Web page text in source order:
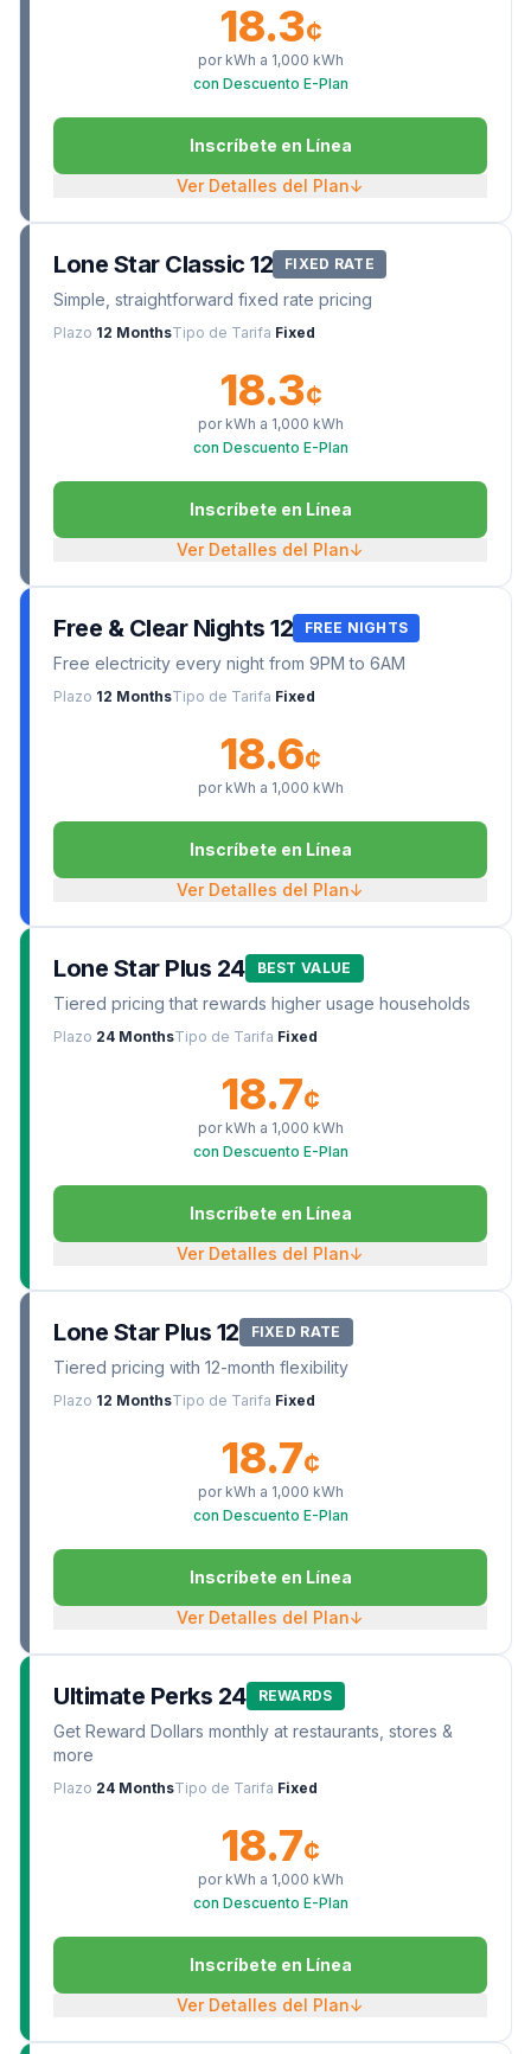
18.3¢
por kWh a 1,000 kWh
con Descuento E-Plan
Inscríbete en Línea
Ver Detalles del Plan↓
Lone Star Classic 12 FIXED RATE
Simple, straightforward fixed rate pricing
Plazo 12 MonthsTipo de Tarifa Fixed
18.3¢
por kWh a 1,000 kWh
con Descuento E-Plan
Inscríbete en Línea
Ver Detalles del Plan↓
Free & Clear Nights 12 FREE NIGHTS
Free electricity every night from 9PM to 6AM
Plazo 12 MonthsTipo de Tarifa Fixed
18.6¢
por kWh a 1,000 kWh
Inscríbete en Línea
Ver Detalles del Plan↓
Lone Star Plus 24 BEST VALUE
Tiered pricing that rewards higher usage households
Plazo 24 MonthsTipo de Tarifa Fixed
18.7¢
por kWh a 1,000 kWh
con Descuento E-Plan
Inscríbete en Línea
Ver Detalles del Plan↓
Lone Star Plus 12 FIXED RATE
Tiered pricing with 12-month flexibility
Plazo 12 MonthsTipo de Tarifa Fixed
18.7¢
por kWh a 1,000 kWh
con Descuento E-Plan
Inscríbete en Línea
Ver Detalles del Plan↓
Ultimate Perks 24 REWARDS
Get Reward Dollars monthly at restaurants, stores &
more
Plazo 24 MonthsTipo de Tarifa Fixed
18.7¢
por kWh a 1,000 kWh
con Descuento E-Plan
Inscríbete en Línea
Ver Detalles del Plan↓